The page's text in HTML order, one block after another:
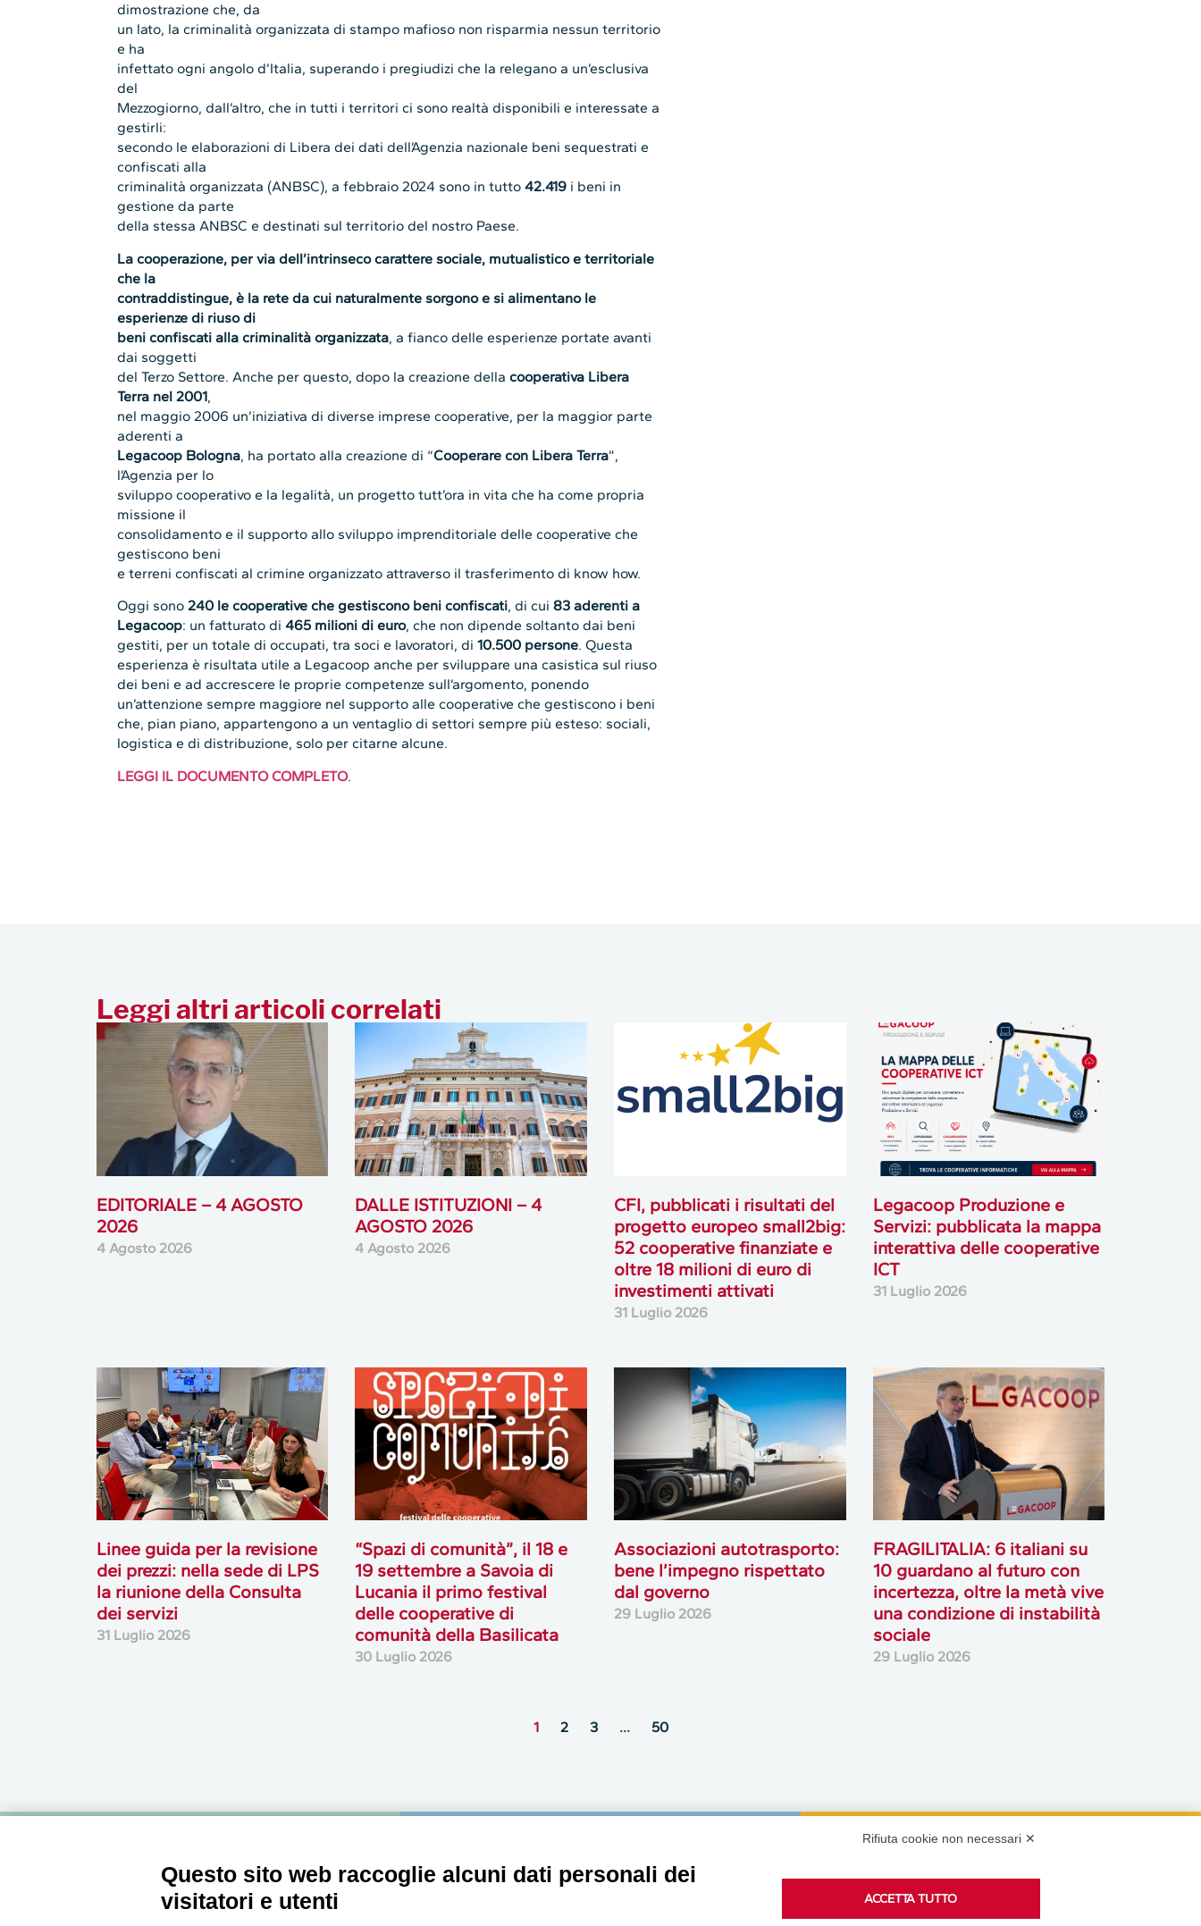
dimostrazione che, da
un lato, la criminalità organizzata di stampo mafioso non risparmia nessun territorio
e ha
infettato ogni angolo d’Italia, superando i pregiudizi che la relegano a un’esclusiva
del
Mezzogiorno, dall’altro, che in tutti i territori ci sono realtà disponibili e interessate a
gestirli:
secondo le elaborazioni di Libera dei dati dell’Agenzia nazionale beni sequestrati e
confiscati alla
criminalità organizzata (ANBSC), a febbraio 2024 sono in tutto42.419 i beni in
gestione da parte
della stessa ANBSC e destinati sul territorio del nostro Paese.
La cooperazione, per via dell’intrinseco carattere sociale, mutualistico e territoriale
che la
contraddistingue, è la rete da cui naturalmente sorgono e si alimentano le
esperienze di riuso di
beni confiscati alla criminalità organizzata, a fianco delle esperienze portate avanti
dai soggetti
del Terzo Settore. Anche per questo, dopo la creazione dellacooperativa Libera
Terra nel 2001,
nel maggio 2006 un’iniziativa di diverse imprese cooperative, per la maggior parte
aderenti a
Legacoop Bologna, ha portato alla creazione di “Cooperare con Libera Terra”,
l’Agenzia per lo
sviluppo cooperativo e la legalità, un progetto tutt’ora in vita che ha come propria
missione il
consolidamento e il supporto allo sviluppo imprenditoriale delle cooperative che
gestiscono beni
e terreni confiscati al crimine organizzato attraverso il trasferimento di know how.
Oggi sono240 le cooperative che gestiscono beni confiscati, di cui83 aderenti a
Legacoop: un fatturato di465 milioni di euro, che non dipende soltanto dai beni
gestiti, per un totale di occupati, tra soci e lavoratori, di10.500 persone. Questa
esperienza è risultata utile a Legacoop anche per sviluppare una casistica sul riuso
dei beni e ad accrescere le proprie competenze sull’argomento, ponendo
un’attenzione sempre maggiore nel supporto alle cooperative che gestiscono i beni
che, pian piano, appartengono a un ventaglio di settori sempre più esteso: sociali,
logistica e di distribuzione, solo per citarne alcune.
LEGGI IL DOCUMENTO COMPLETO.
Leggi altri articoli correlati
EDITORIALE – 4 AGOSTO
2026
4 Agosto 2026
DALLE ISTITUZIONI – 4
AGOSTO 2026
4 Agosto 2026
CFI, pubblicati i risultati del
progetto europeo small2big:
52 cooperative finanziate e
oltre 18 milioni di euro di
investimenti attivati
31 Luglio 2026
Legacoop Produzione e
Servizi: pubblicata la mappa
interattiva delle cooperative
ICT
31 Luglio 2026
Linee guida per la revisione
dei prezzi: nella sede di LPS
la riunione della Consulta
dei servizi
31 Luglio 2026
“Spazi di comunità”, il 18 e
19 settembre a Savoia di
Lucania il primo festival
delle cooperative di
comunità della Basilicata
30 Luglio 2026
Associazioni autotrasporto:
bene l’impegno rispettato
dal governo
29 Luglio 2026
FRAGILITALIA: 6 italiani su
10 guardano al futuro con
incertezza, oltre la metà vive
una condizione di instabilità
sociale
29 Luglio 2026
1 2 3 … 50
Newsletter MultiMedia Podcast
Rifiuta cookie non necessari ✕
Questo sito web raccoglie alcuni dati personali dei
visitatori e utenti
ACCETTA TUTTO